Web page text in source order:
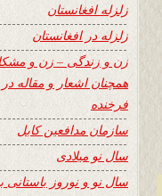
زلزله افغانستان
زلزله در افغانستان
زن و زندگی – زن و
همچنان اشعار و مقاله
فرخنده
سازمان مدافعین کابل
سال نو میلادی
سال نو و نوروز باستانی